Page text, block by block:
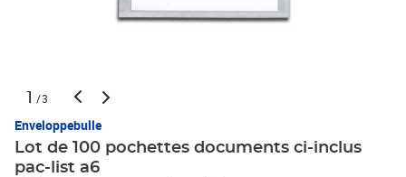
1 /3
Enveloppebulle
Lot de 100 pochettes documents ci-inclus
pac-list a6